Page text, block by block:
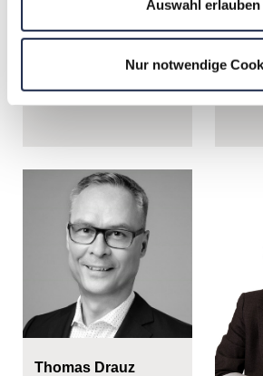
Auswahl erlauben
Nur notwendige
Thomas Drauz